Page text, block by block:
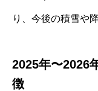
り、今後の積雪や
2025年〜2026
徴